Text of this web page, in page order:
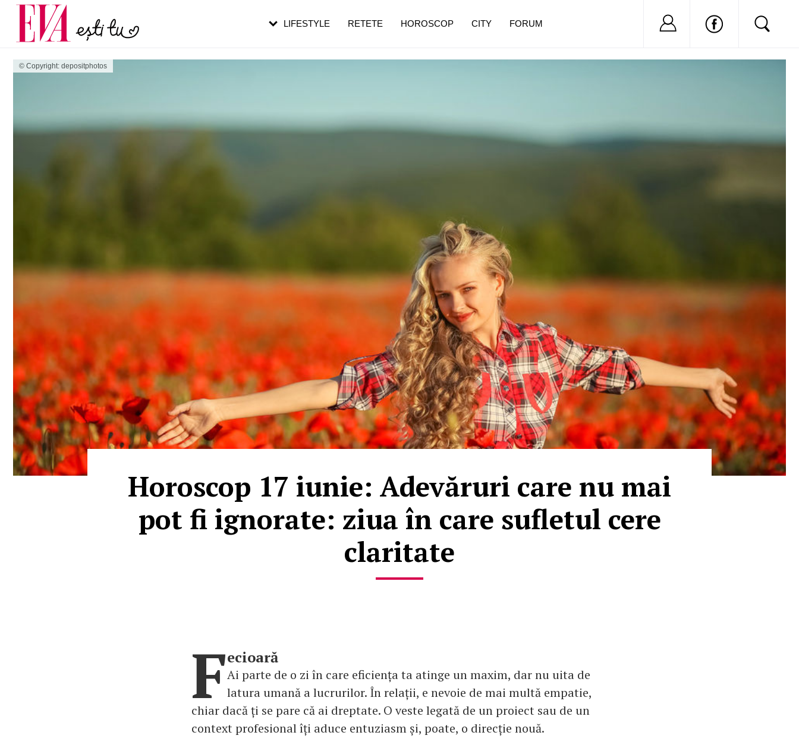
© Copyright: depositphotos
Horoscop 17 iunie: Adevăruri care nu mai
pot fi ignorate: ziua în care sufletul cere
claritate
Fecioară
Ai parte de o zi în care eficiența ta atinge un maxim, dar nu uita de
latura umană a lucrurilor. În relații, e nevoie de mai multă empatie,
chiar dacă ți se pare că ai dreptate. O veste legată de un proiect sau de un
context profesional îți aduce entuziasm și, poate, o direcție nouă.
LIFESTYLE RETETE HOROSCOP CITY FORUM Nu ai cont?
Carieră
Actualitate
pe măsură ce înaintezi în vârstă
de dureroasă este investigația